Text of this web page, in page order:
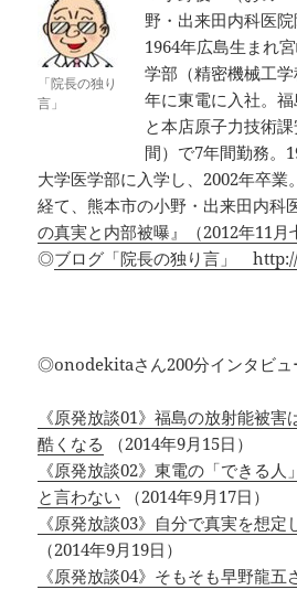
「院長の独り
言」
野・出来田内科医院
1964年広島生まれ
学部（精密機械工
年に東電に入社。福
と本店原子力技術
間）で7年間勤務。
大学医学部に入学し、2002年卒業
経て、熊本市の小野・出来田内科
の真実と内部被曝』（2012年11月
◎ブログ「院長の独り言」
◎onodekitaさん200分インタビュ
《原発放談01》福島の放射能被害
酷くなる
（2014年9月15日）
《原発放談02》東電の「できる人
と言わない （2014年9月17日）
《原発放談03》自分で真実を想定
（2014年9月19日）
《原発放談04》そもそも早野龍